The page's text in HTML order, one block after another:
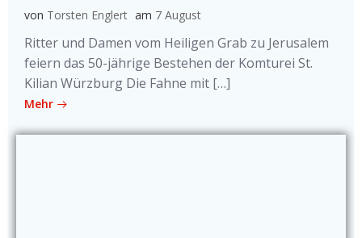
von Torsten Englert am 7 August
Ritter und Damen vom Heiligen Grab zu Jerusalem
feiern das 50-jährige Bestehen der Komturei St.
Kilian Würzburg Die Fahne mit […]
Mehr